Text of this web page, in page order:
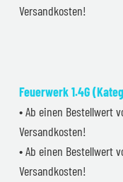
Versandkosten!
Feuerwerk 1.4G
• Ab einen Bestellwert
Versandkosten!
• Ab einen Bestellwert
Versandkosten!